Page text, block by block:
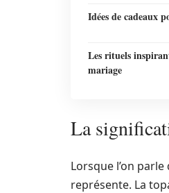
Idées de cadeaux
Les rituels
mariage
La
Lorsque l’on
représente. La